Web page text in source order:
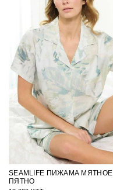
SEAMLIFE ПИЖАМА МЯТНОЕ
ПЯТНО